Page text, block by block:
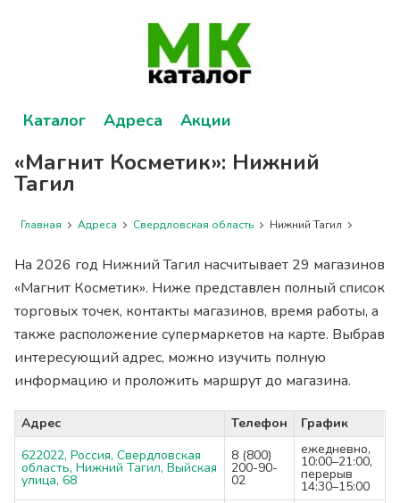
Каталог Адреса Акции
«Магнит Косметик»: Нижний
Тагил
Главная Адреса Свердловская область Нижний Тагил
На 2026 год Нижний Тагил насчитывает 29 магазинов
«Магнит Косметик». Ниже представлен полный список
торговых точек, контакты магазинов, время работы, а
также расположение супермаркетов на карте. Выбрав
интересующий адрес, можно изучить полную
информацию и проложить маршрут до магазина.
Адрес Телефон
График
622022, Россия, Свердловская
область, Нижний Тагил, Выйская
улица, 68
8 (800)
200-90-
02
ежедневно,
10:00–21:00,
перерыв
14:30–15:00